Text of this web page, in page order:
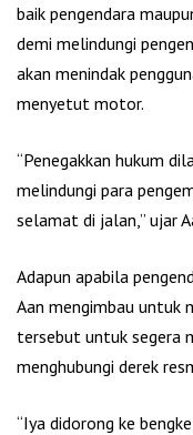
baik pengendara
demi melindungi
akan menindak
menyetut motor.
“Penegakkan hukum
melindungi para
selamat di jalan,” ujar
Adapun apabila
Aan mengimbau untuk
tersebut untuk segera
menghubungi derek
“Iya didorong ke